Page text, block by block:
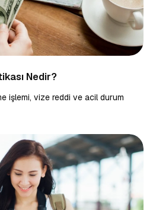
Nedir?
işlemi, vize reddi ve acil durum